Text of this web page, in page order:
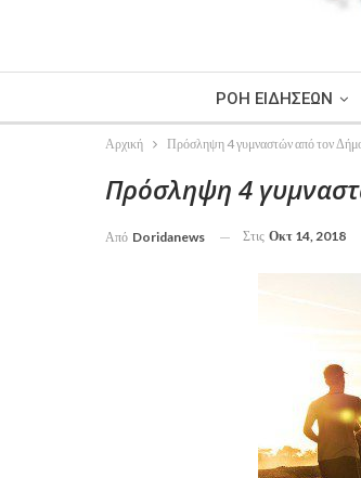
ΡΟΗ ΕΙΔΗΣΕΩΝ
Αρχική Πρόσληψη 4 γυμναστών από τον
Πρόσληψη 4
Από Doridanews Στις Οκτ 14, 2018